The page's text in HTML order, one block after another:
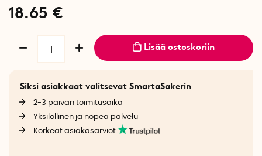
18.65 €
Lisää ostoskoriin
Siksi asiakkaat valitsevat SmartaSakerin
2-3 päivän toimitusaika
Yksilöllinen ja nopea palvelu
Korkeat asiakasarviot